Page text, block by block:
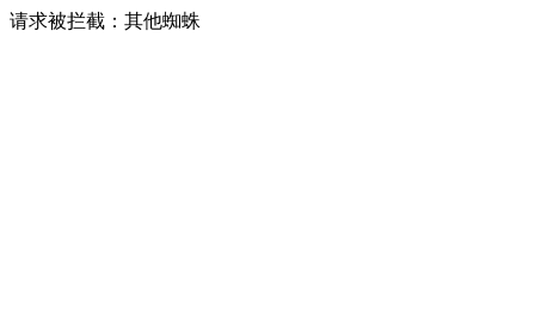
请求被拦截：其他蜘蛛